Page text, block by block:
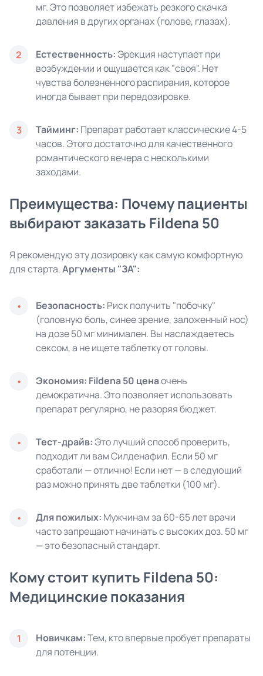
мг. Это позволяет избежать резкого скачка
давления в других органах (голове, глазах).
2 Естественность:Эрекция наступает при
возбуждении и ощущается как "своя". Нет
чувства болезненного распирания, которое
иногда бывает при передозировке.
3 Тайминг: Препарат работает классические 4-5
часов. Этого достаточно для качественного
романтического вечера с несколькими
заходами.
Преимущества: Почему пациенты
выбирают заказать Fildena 50
Я рекомендую эту дозировку как самую комфортную
для старта.Аргументы "ЗА":
Безопасность: Риск получить "побочку"
(головную боль, синее зрение, заложенный нос)
на дозе 50 мг минимален. Вы наслаждаетесь
сексом, а не ищете таблетку от головы.
Экономия: Fildena 50 ценаочень
демократична. Это позволяет использовать
препарат регулярно, не разоряя бюджет.
Тест-драйв:Это лучший способ проверить,
подходит ли вам Силденафил. Если 50 мг
сработали — отлично! Если нет — в следующий
раз можно принять две таблетки (100 мг).
Для пожилых: Мужчинам за 60-65 лет врачи
часто запрещают начинать с высоких доз. 50 мг
— это безопасный стандарт.
Кому стоит купить Fildena 50:
Медицинские показания
1 Новичкам:Тем, кто впервые пробует препараты
для потенции.